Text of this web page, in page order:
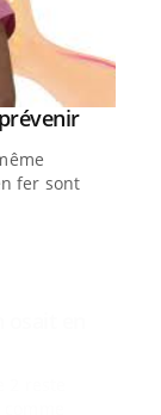
Youtube
fer sont
en
2 reste